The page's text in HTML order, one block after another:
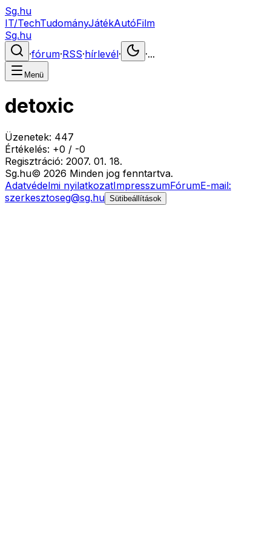
Sg.hu
IT/TechTudományJátékAutóFilm
Sg.hu
·fórum·RSS·hírlevél· ·...
Menü
detoxic
Üzenetek: 447
Értékelés: +0 / -0
Regisztráció: 2007. 01. 18.
Sg.hu© 2026 Minden jog fenntartva.
Adatvédelmi nyilatkozatImpresszumFórumE-mail:
szerkesztoseg@sg.hu Sütibeállítások